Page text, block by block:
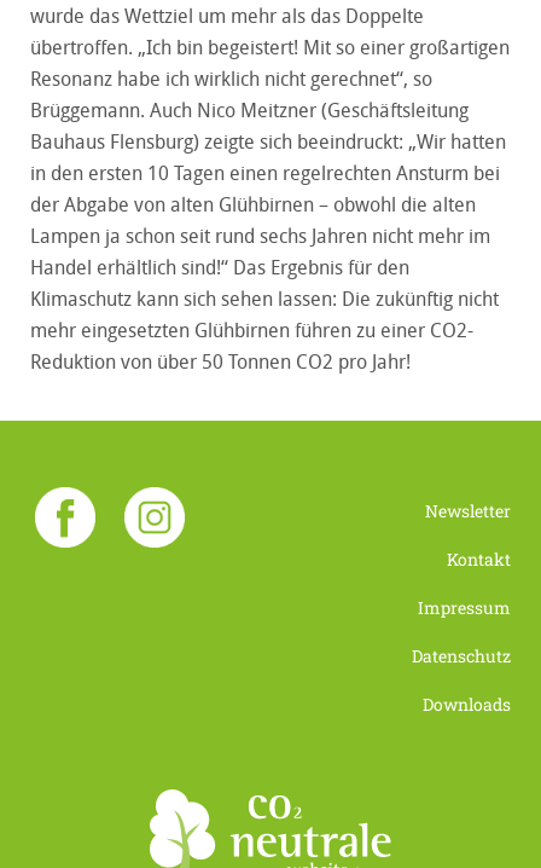
wurde das Wettziel um mehr als das Doppelte
übertroffen. „Ich bin begeistert! Mit so einer großartigen
Resonanz habe ich wirklich nicht gerechnet“, so
Brüggemann. Auch Nico Meitzner (Geschäftsleitung
Bauhaus Flensburg) zeigte sich beeindruckt: „Wir hatten
in den ersten 10 Tagen einen regelrechten Ansturm bei
der Abgabe von alten Glühbirnen – obwohl die alten
Lampen ja schon seit rund sechs Jahren nicht mehr im
Handel erhältlich sind!“ Das Ergebnis für den
Klimaschutz kann sich sehen lassen: Die zukünftig nicht
mehr eingesetzten Glühbirnen führen zu einer CO2-
Reduktion von über 50 Tonnen CO2 pro Jahr!
Newsletter
Kontakt
Impressum
Datenschutz
Downloads